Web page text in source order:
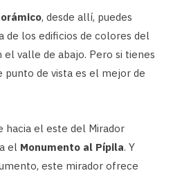
, desde allí, puedes
de los edificios de colores del
el valle de abajo. Pero si tienes
de vista es el mejor de
hacia el este del Mirador
el Monumento al Pípila. Y
este mirador ofrece